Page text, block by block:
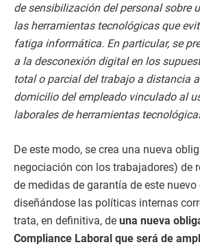
de sensibilización del personal sobre
las herramientas tecnológicas que
fatiga informática. En particular, se
a la desconexión digital en los
total o parcial del trabajo a distancia
domicilio del empleado vinculado al
laborales de herramientas
De este modo, se crea una nueva
negociación con los trabajadores) de
de medidas de garantía de este nuevo
diseñándose las políticas internas
trata, en definitiva, de una nueva
Compliance Laboral que será de